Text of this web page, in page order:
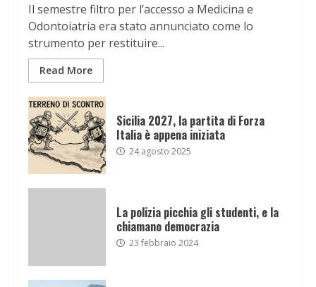
Il semestre filtro per l’accesso a Medicina e
Odontoiatria era stato annunciato come lo
strumento per restituire...
Read More
Sicilia 2027, la partita di Forza
Italia è appena iniziata
24 agosto 2025
La polizia picchia gli studenti, e la
chiamano democrazia
23 febbraio 2024